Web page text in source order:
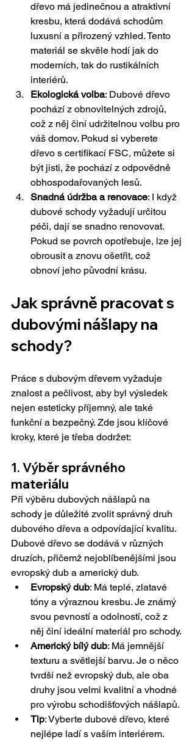
dřevo má jedinečnou a atraktivní
kresbu, která dodává schodům
luxusní a přirozený vzhled. Tento
materiál se skvěle hodí jak do
moderních, tak do rustikálních
interiérů.
Ekologická volba: Dubové dřevo
pochází z obnovitelných zdrojů,
což z něj činí udržitelnou volbu pro
váš domov. Pokud si vyberete
dřevo s certifikací FSC, můžete si
být jisti, že pochází z odpovědně
obhospodařovaných lesů.
Snadná údržba a renovace: I když
dubové schody vyžadují určitou
péči, dají se snadno renovovat.
Pokud se povrch opotřebuje, lze jej
obrousit a znovu ošetřit, což
obnoví jeho původní krásu.
Jak správně pracovat s
dubovými nášlapy na
schody?
Práce s dubovým dřevem vyžaduje
znalost a pečlivost, aby byl výsledek
nejen esteticky příjemný, ale také
funkční a bezpečný. Zde jsou klíčové
kroky, které je třeba dodržet:
1. Výběr správného
materiálu
Při výběru dubových nášlapů na
schody je důležité zvolit správný druh
dubového dřeva a odpovídající kvalitu.
Dubové dřevo se dodává v různých
druzích, přičemž nejoblíbenějšími jsou
evropský dub a americký dub.
Evropský dub: Má teplé, zlatavé
tóny a výraznou kresbu. Je známý
svou pevností a odolností, což z
něj činí ideální materiál pro schody.
Americký bílý dub: Má jemnější
texturu a světlejší barvu. Je o něco
tvrdší než evropský dub, ale oba
druhy jsou velmi kvalitní a vhodné
pro výrobu schodišťových nášlapů.
Tip: Vyberte dubové dřevo, které
nejlépe ladí s vaším interiérem.